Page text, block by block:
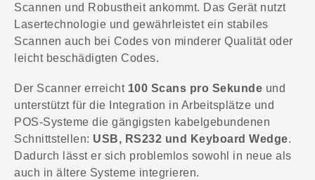
Scannen und Robustheit ankommt. Das Gerät nutzt
Lasertechnologie und gewährleistet ein stabiles
Scannen auch bei Codes von minderer Qualität oder
leicht beschädigten Codes.
Der Scanner erreicht 100 Scans pro Sekunde und
unterstützt für die Integration in Arbeitsplätze und
POS-Systeme die gängigsten kabelgebundenen
Schnittstellen: USB, RS232 und Keyboard Wedge.
Dadurch lässt er sich problemlos sowohl in neue als
auch in ältere Systeme integrieren.